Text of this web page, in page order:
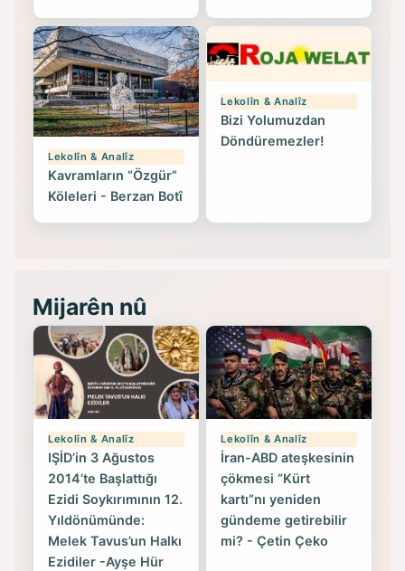
Lekolîn & Analîz
Kavramların “Özgür”
Köleleri - Berzan Botî
Lekolîn & Analîz
Bizi Yolumuzdan
Döndüremezler!
Mijarên nû
Lekolîn & Analîz
IŞİD’in 3 Ağustos
2014’te Başlattığı
Ezidi Soykırımının 12.
Yıldönümünde:
Melek Tavus’un Halkı
Ezidiler -Ayşe Hür
Lekolîn & Analîz
İran-ABD ateşkesinin
çökmesi “Kürt
kartı”nı yeniden
gündeme getirebilir
mi? - Çetin Çeko